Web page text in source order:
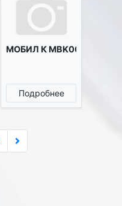
МОБИЛ К MBK0024680
Подробнее